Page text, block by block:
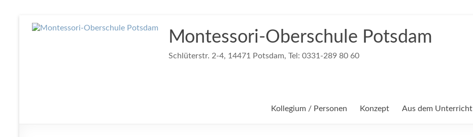
Inhalt
Montessori-Oberschule Potsdam
Schlüterstr. 2-4, 14471 Potsdam, Tel: 0331-289 80 60
Kollegium / Personen Konzept Aus dem Unterricht